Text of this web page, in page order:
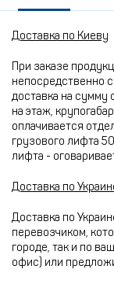
Доставка по Киеву
При заказе
непосредственно
доставка на сумму
на этаж,
оплачивается
грузового лифта
лифта -
Доставка по
Доставка по
перевозчиком,
городе, так и по
офис) или